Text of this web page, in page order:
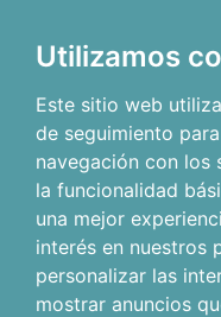
Utilizamos
Este sitio web
de seguimiento
navegación con los
la funcionalidad
una mejor
interés en nuestros
personalizar las
mostrar anuncios